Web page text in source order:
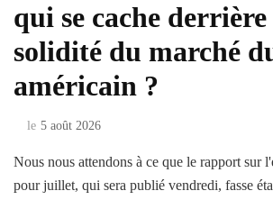
qui se cache
solidité du marché
américain ?
le 5 août 2026
Nous nous attendons à ce que le rapport sur
pour juillet, qui sera publié vendredi, fasse